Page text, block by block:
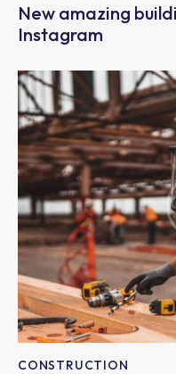
New amazing
Instagram
CONSTRUCTION